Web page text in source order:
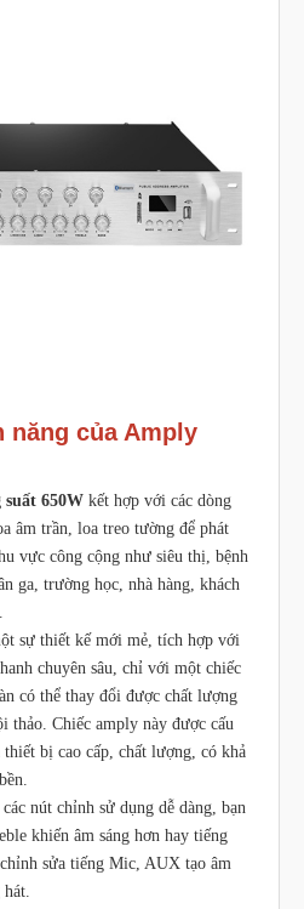
năng của Amply
suất 650W kết hợp với các dòng
âm trần, loa treo tường để phát
vực công cộng như siêu thị, bệnh
ga, trường học, nhà hàng, khách
sự thiết kế mới mẻ, tích hợp với
chuyên sâu, chỉ với một chiếc
có thể thay đổi được chất lượng
thảo. Chiếc amply này được cấu
bị cao cấp, chất lượng, có khả
nút chỉnh sử dụng dễ dàng, bạn
khiến âm sáng hơn hay tiếng
chỉnh sửa tiếng Mic, AUX tạo âm